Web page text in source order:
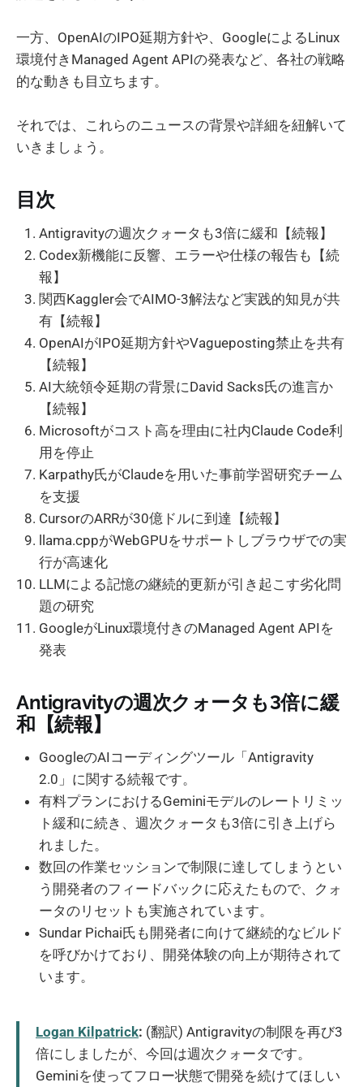
一方、OpenAIのIPO延期方針や、GoogleによるLinux
環境付きManaged Agent APIの発表など、各社の戦略
的な動きも目立ちます。
それでは、これらのニュースの背景や詳細を紐解いて
いきましょう。
目次
Antigravityの週次クォータも3倍に緩和【続報】
Codex新機能に反響、エラーや仕様の報告も【続
報】
関西Kaggler会でAIMO-3解法など実践的知見が共
有【続報】
OpenAIがIPO延期方針やVagueposting禁止を共有
【続報】
AI大統領令延期の背景にDavid Sacks氏の進言か
【続報】
Microsoftがコスト高を理由に社内Claude Code利
用を停止
Karpathy氏がClaudeを用いた事前学習研究チーム
を支援
CursorのARRが30億ドルに到達【続報】
llama.cppがWebGPUをサポートしブラウザでの実
行が高速化
LLMによる記憶の継続的更新が引き起こす劣化問
題の研究
GoogleがLinux環境付きのManaged Agent APIを
発表
Antigravityの週次クォータも3倍に緩
和【続報】
GoogleのAIコーディングツール「Antigravity
2.0」に関する続報です。
有料プランにおけるGeminiモデルのレートリミッ
ト緩和に続き、週次クォータも3倍に引き上げら
れました。
数回の作業セッションで制限に達してしまうとい
う開発者のフィードバックに応えたもので、クォ
ータのリセットも実施されています。
Sundar Pichai氏も開発者に向けて継続的なビルド
を呼びかけており、開発体験の向上が期待されて
います。
Logan Kilpatrick: (翻訳) Antigravityの制限を再び3
倍にしましたが、今回は週次クォータです。
Geminiを使ってフロー状態で開発を続けてほしい